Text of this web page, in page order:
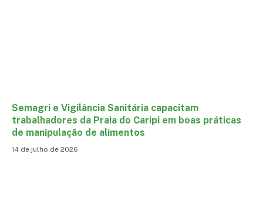
Semagri e Vigilância Sanitária capacitam
trabalhadores da Praia do Caripi em boas práticas
de manipulação de alimentos
14 de julho de 2026